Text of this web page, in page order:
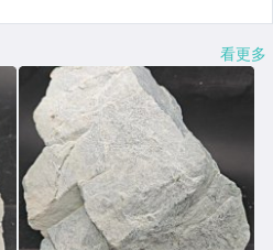
看更多